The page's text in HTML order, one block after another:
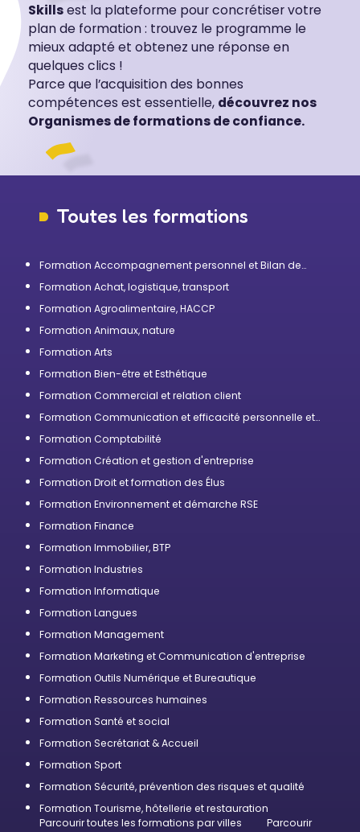
Skillsest la plateforme pour concrétiser votre
plan de formation : trouvez le programme le
mieux adapté et obtenez une réponse en
quelques clics !
Parce que l’acquisition des bonnes
compétences est essentielle, découvrez nos
Organismes de formations de confiance.
Toutes les formations
Formation Accompagnement personnel et Bilan de
Formation Achat, logistique, transport
Formation Agroalimentaire, HACCP
Formation Animaux, nature
Formation Arts
Formation Bien-être et Esthétique
Formation Commercial et relation client
Formation Communication et efficacité personnelle et
Formation Comptabilité
Formation Création et gestion d'entreprise
Formation Droit et formation des Élus
Formation Environnement et démarche RSE
Formation Finance
Formation Immobilier, BTP
Formation Industries
Formation Informatique
Formation Langues
Formation Management
Formation Marketing et Communication d'entreprise
Formation Outils Numérique et Bureautique
Formation Ressources humaines
Formation Santé et social
Formation Secrétariat & Accueil
Formation Sport
Formation Sécurité, prévention des risques et qualité
Formation Tourisme, hôtellerie et restauration
Parcourir toutes les formations par villes
Parcourir